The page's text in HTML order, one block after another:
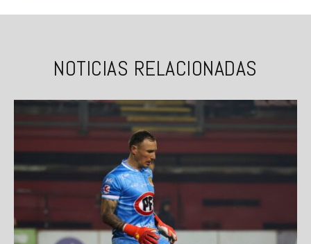
NOTICIAS RELACIONADAS